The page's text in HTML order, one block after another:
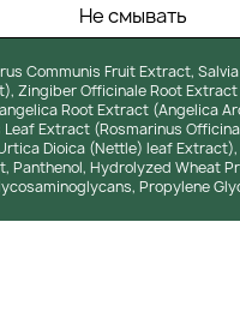
Не смывать
Communis Fruit Extract,
Zingiber Officinale Root
Root Extract (Angelica
Extract (Rosmarinus
Dioica (Nettle) leaf
Panthenol, Hydrolyzed Wheat
Propylene